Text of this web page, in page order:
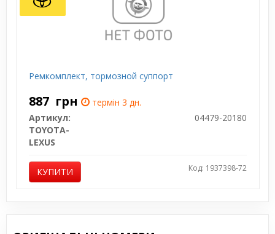
Ремкомплект, тормозной суппорт
887 грн
термін 3 дн.
Артикул:
04479-20180
TOYOTA-
LEXUS
КУПИТИ Код: 1937398-72